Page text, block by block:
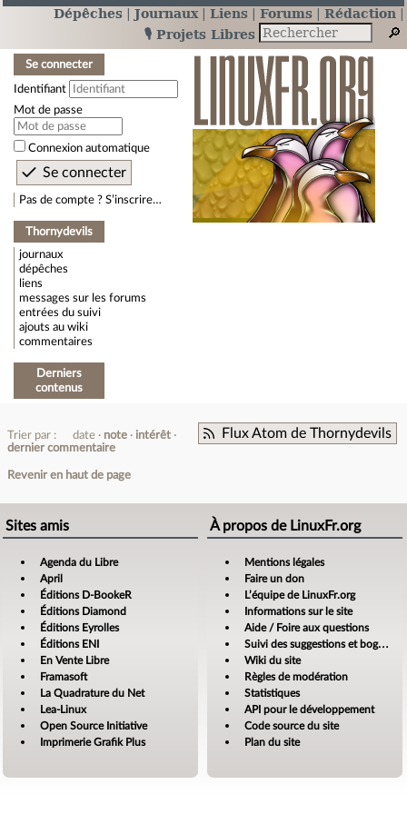
Dépêches Journaux Liens Forums
Rédaction
🎙️ Projets Libres
Se connecter
Identifiant
Mot de passe
Connexion automatique
Pas de compte ? S’inscrire…
Thornydevils
journaux
dépêches
liens
messages sur les forums
entrées du suivi
ajouts au wiki
commentaires
Derniers
contenus
Flux Atom de Thornydevils
Trier par : date note
intérêt
dernier commentaire
Revenir en haut de page
Sites amis
Agenda du Libre
April
Éditions D-BookeR
Éditions Diamond
Éditions Eyrolles
Éditions ENI
En Vente Libre
Framasoft
La Quadrature du Net
Lea-Linux
Open Source Initiative
Imprimerie Grafik Plus
À propos de LinuxFr.org
Mentions légales
Faire un don
L’équipe de LinuxFr.org
Informations sur le site
Aide / Foire aux questions
Suivi des suggestions et bogues
Wiki du site
Règles de modération
Statistiques
API pour le développement
Code source du site
Plan du site